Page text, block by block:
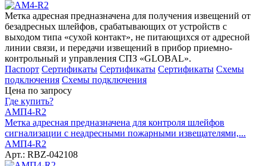
Метка адресная предназначена для получения извещений от
безадресных шлейфов, срабатывающих от устройств с
выходом типа «сухой контакт», не питающихся от адресной
линии связи, и передачи извещений в прибор приемно-
контрольный и управления СПЗ «GLOBAL».
Паспорт Сертификаты Сертификаты Сертификаты Схемы
подключения Схемы подключения
Цена по запросу
Где купить?
АМП4-R2
Метка адресная предназначена для контроля шлейфов
сигнализации с неадресными пожарными извещателями,...
АМП4-R2
Арт.: RBZ-042108